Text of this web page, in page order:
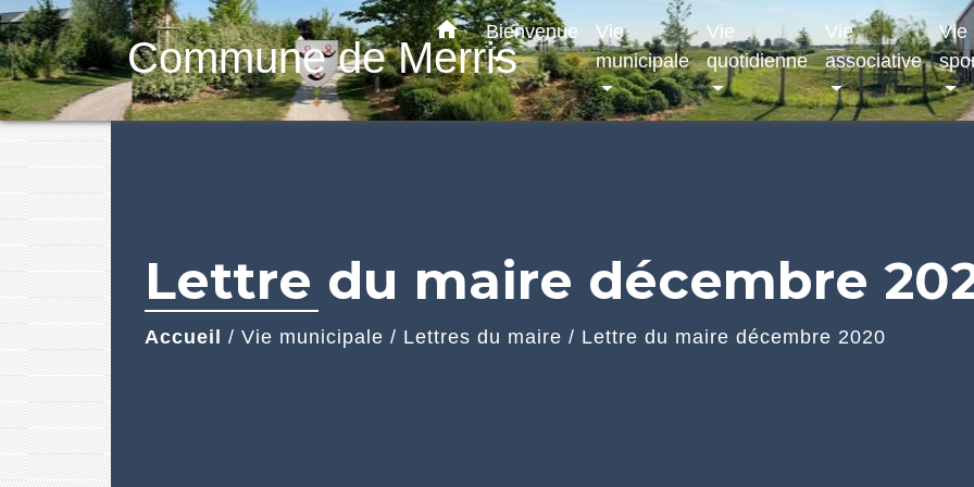
Commune de Merris
home Bienvenue
Vie
municipale
Vie
quotidienne
Vie
associative
Vie
Lettre du maire décembre
Accueil / Vie municipale / Lettres du maire / Lettre du maire décembre 2020